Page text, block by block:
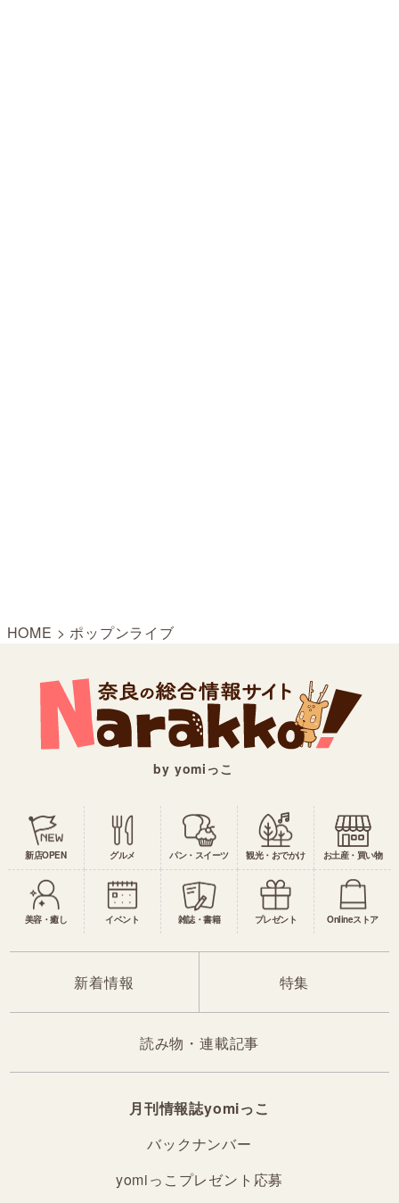
HOME >ポップンライブ
by yomiっこ
新店OPEN グルメ パン・スイーツ 観光・おでかけ お土産・買い物
美容・癒し イベント 雑誌・書籍 プレゼント Onlineストア
新着情報 特集
読み物・連載記事
月刊情報誌yomiっこ
バックナンバー
yomiっこプレゼント応募